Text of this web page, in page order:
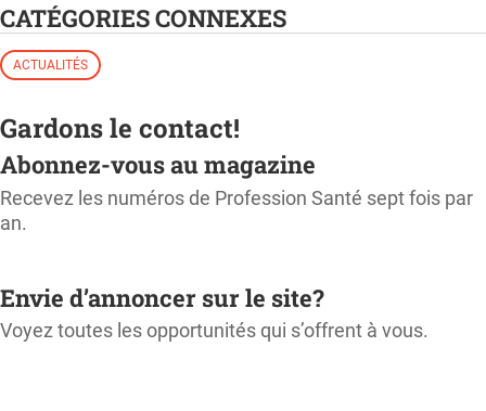
CATÉGORIES CONNEXES
ACTUALITÉS
Gardons le contact!
Abonnez-vous au magazine
Recevez les numéros de Profession Santé sept fois par
an.
Envie d’annoncer sur le site?
Voyez toutes les opportunités qui s’offrent à vous.